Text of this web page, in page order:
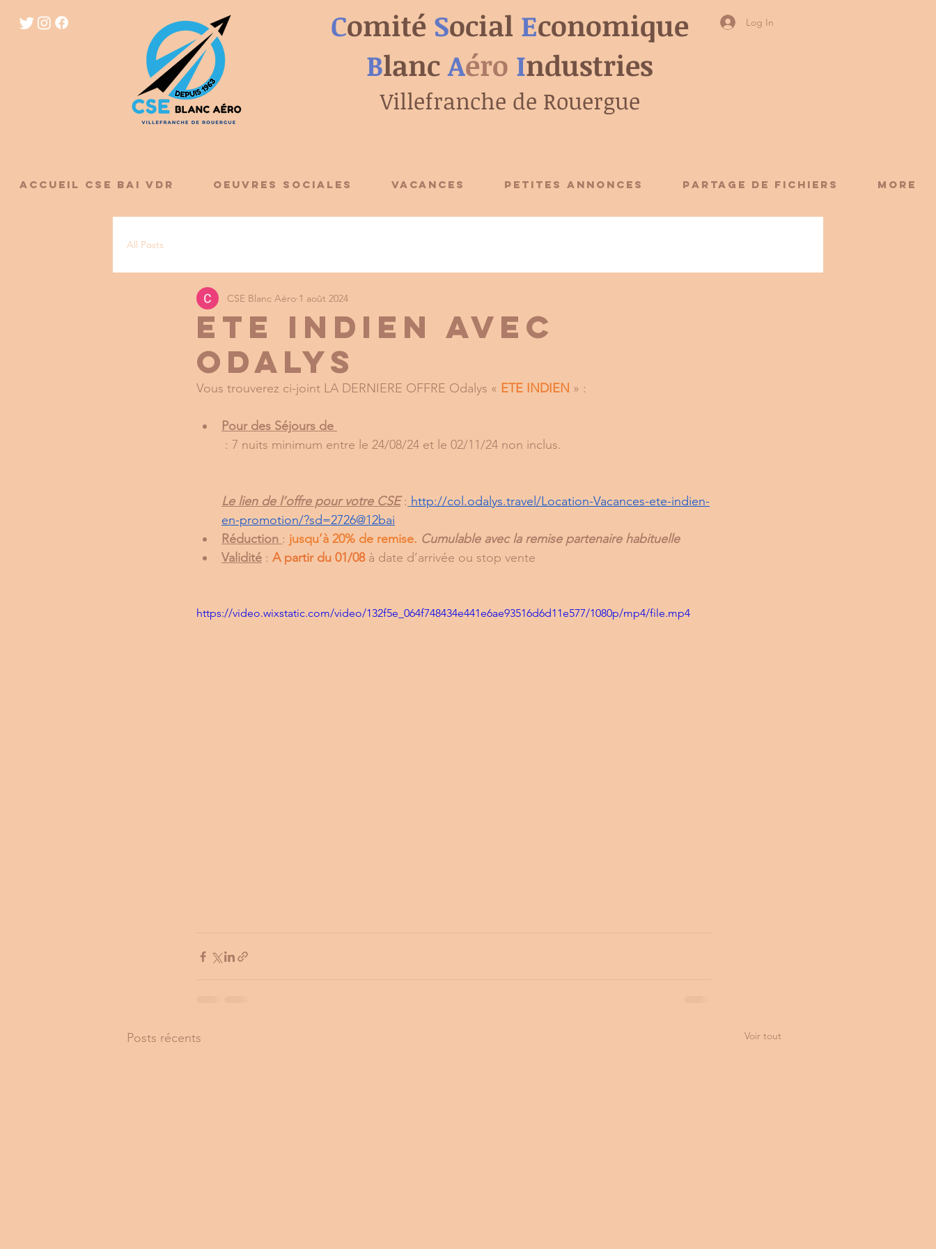
Log In
Comité Social Economique
Blanc Aéro Industries
Villefranche de Rouergue
ACCUEIL CSE BAI VDR OEUVRES SOCIALES VACANCES PETITES ANNONCES Partage de fichiers More
All Posts
ETE INDIEN AVEC
ODALYS
CSE Blanc Aéro 1 août 2024
Vous trouverez ci-joint LA DERNIERE OFFRE Odalys « ETE INDIEN » :
Pour des Séjours de
: 7 nuits minimum entre le 24/08/24 et le 02/11/24 non inclus.
Le lien de l’offre pour votre CSE : http://col.odalys.travel/Location-Vacances-ete-indien-
en-promotion/?sd=2726@12bai
Réduction : jusqu’à 20% de remise. Cumulable avec la remise partenaire habituelle
Validité : A partir du 01/08 à date d’arrivée ou stop vente
https://video.wixstatic.com/video/132f5e_064f748434e441e6ae93516d6d11e577/1080p/mp4/file.mp4
Posts récents Voir tout